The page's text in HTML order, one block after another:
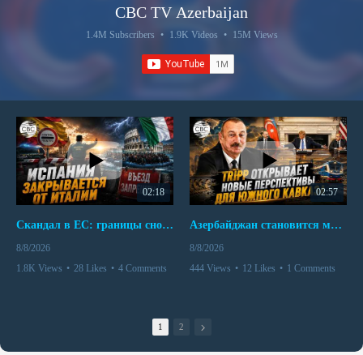
CBC TV Azerbaijan
1.4M Subscribers • 1.9K Videos • 15M Views
02:18
Скандал в ЕС: границы снова под контролем
8/8/2026
1.8K Views • 28 Likes • 4 Comments
02:57
Азербайджан становится мостом между Востоком и Западом
8/8/2026
444 Views • 12 Likes • 1 Comments
1 2